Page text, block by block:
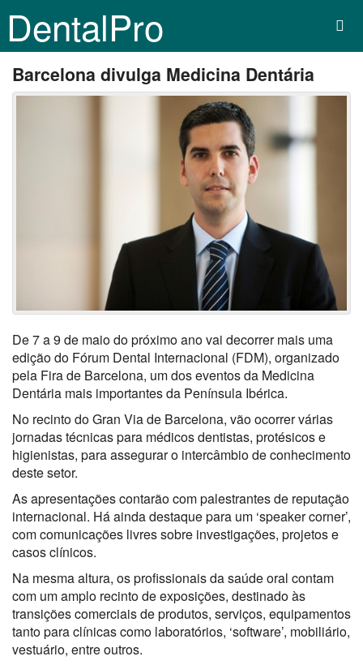
DentalPro
Barcelona divulga Medicina Dentária
De 7 a 9 de maio do próximo ano vai decorrer mais uma
edição do Fórum Dental Internacional (FDM), organizado
pela Fira de Barcelona, um dos eventos da Medicina
Dentária mais importantes da Península Ibérica.
No recinto do Gran Via de Barcelona, vão ocorrer várias
jornadas técnicas para médicos dentistas, protésicos e
higienistas, para assegurar o intercâmbio de conhecimento
deste setor.
As apresentações contarão com palestrantes de reputação
internacional. Há ainda destaque para um ‘speaker corner’,
com comunicações livres sobre investigações, projetos e
casos clínicos.
Na mesma altura, os profissionais da saúde oral contam
com um amplo recinto de exposições, destinado às
transições comerciais de produtos, serviços, equipamentos
tanto para clínicas como laboratórios, ‘software’, mobiliário,
vestuário, entre outros.